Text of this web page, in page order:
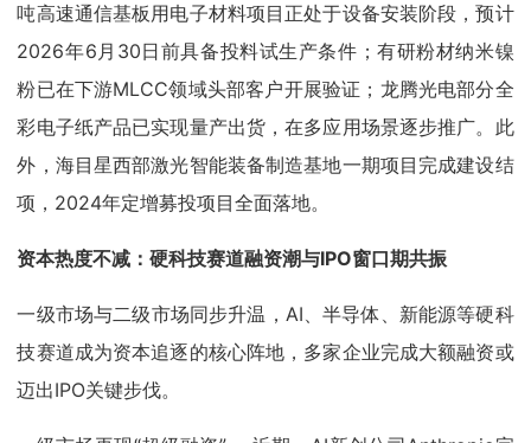
吨高速通信基板用电子材料项目正处于设备安装阶段，预计
2026年6月30日前具备投料试生产条件；有研粉材纳米镍
粉已在下游MLCC领域头部客户开展验证；龙腾光电部分全
彩电子纸产品已实现量产出货，在多应用场景逐步推广。此
外，海目星西部激光智能装备制造基地一期项目完成建设结
项，2024年定增募投项目全面落地。
资本热度不减：硬科技赛道融资潮与IPO窗口期共振
一级市场与二级市场同步升温，AI、半导体、新能源等硬科
技赛道成为资本追逐的核心阵地，多家企业完成大额融资或
迈出IPO关键步伐。